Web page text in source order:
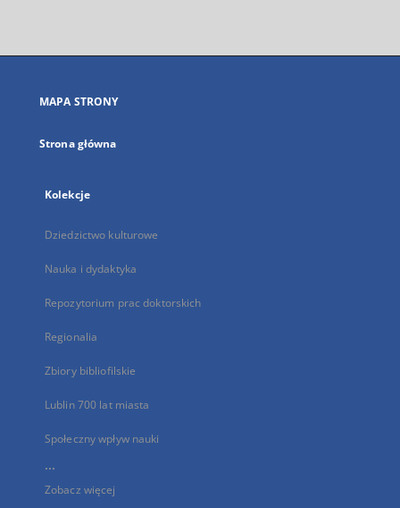
się
karcie
MAPA STRONY
Strona główna
Kolekcje
Dziedzictwo kulturowe
Nauka i dydaktyka
Repozytorium prac doktorskich
Regionalia
Zbiory bibliofilskie
Lublin 700 lat miasta
Społeczny wpływ nauki
...
Zobacz więcej